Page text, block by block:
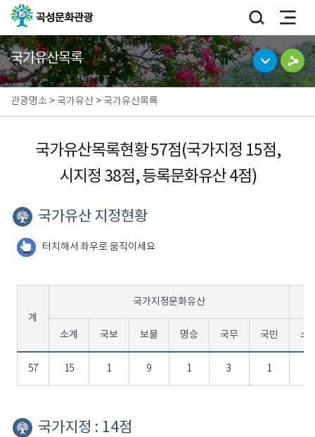
국가유산목록
관광명소 >국가유산 >국가유산목록
국가유산목록현황 57점(국가지정 15점,
시지정 38점, 등록문화유산 4점)
국가유산 지정현황
터치해서 좌우로 움직이세요
계
국가지정문화유산
소계 국보 보물 명승 국무 국민 소
57 15 1 9 1 3 1
국가지정 : 14점